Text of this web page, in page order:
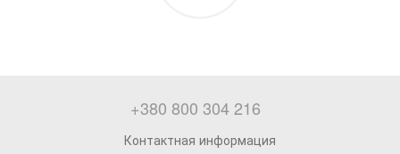
+380 800 304 216
Контактная информация